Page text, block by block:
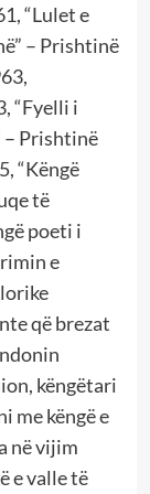
“Lulet e
– Prishtinë
“Fyelli i
– Prishtinë
“Këngë
të
poeti i
e
që brezat
këngëtari
me këngë e
në vijim
e valle të